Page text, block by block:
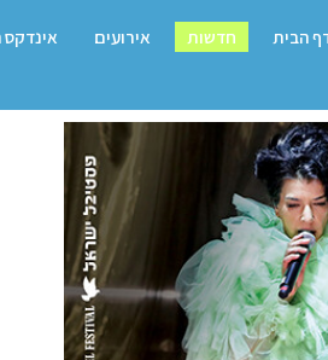
הבית חדשות אירועים